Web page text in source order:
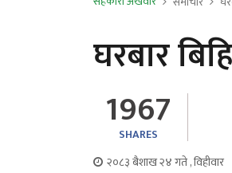
घरबार
1967
SHARES
२०८३ बैशाख २४ गते , विहीवार